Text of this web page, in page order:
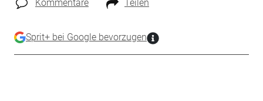
Kommentare Teilen
Sprit+ bei Google bevorzugen